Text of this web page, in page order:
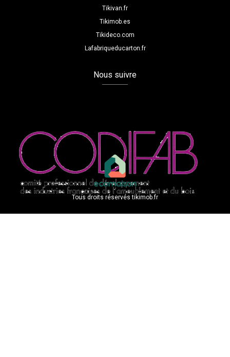
Tikivan.fr
Tikimob.es
Tikideco.com
Lafabriqueducarton.fr
Nous suivre
Tous droits réservés tikimob.fr